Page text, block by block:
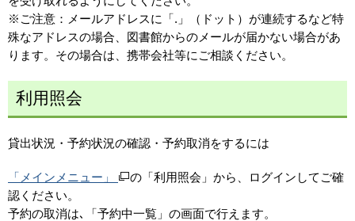
※ご注意：メールアドレスに「.」（ドット）が連続するなど特
殊なアドレスの場合、図書館からのメールが届かない場合があ
ります。その場合は、携帯会社等にご相談ください。
利用照会
貸出状況・予約状況の確認・予約取消をするには
「メインメニュー」
の「利用照会」から、ログインしてご確
認ください。
予約の取消は､「予約中一覧」の画面で行えます。